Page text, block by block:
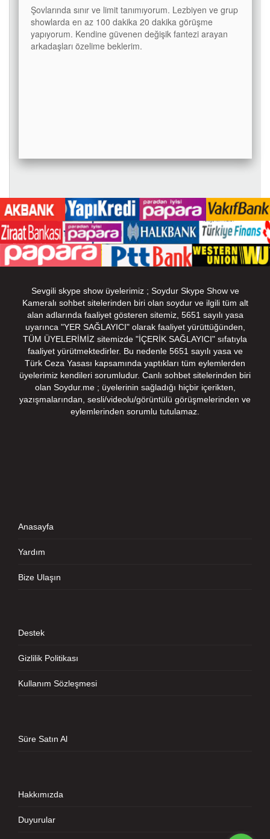
Şovlarında sınır ve limit tanımıyorum. Lezbiyen ve grup
showlarda en az 100 dakika 20 dakika görüşme
yapıyorum. Kendine güvenen değişik fantezi arayan
arkadaşları özelime beklerim.
Sevgili skype show üyelerimiz ; Soydur Skype Show ve
Kameralı sohbet sitelerinden biri olan soydur ve ilgili tüm alt
alan adlarında faaliyet gösteren sitemiz, 5651 sayılı yasa
uyarınca "YER SAĞLAYICI" olarak faaliyet yürüttüğünden,
TÜM ÜYELERİMİZ sitemizde "İÇERİK SAĞLAYICI" sıfatıyla
faaliyet yürütmektedirler. Bu nedenle 5651 sayılı yasa ve
Türk Ceza Yasası kapsamında yaptıkları tüm eylemlerden
üyelerimiz kendileri sorumludur. Canlı sohbet sitelerinden biri
olan Soydur.me ; üyelerinin sağladığı hiçbir içerikten,
yazışmalarından, sesli/videolu/görüntülü görüşmelerinden ve
eylemlerinden sorumlu tutulamaz.
Anasayfa
Yardım
Bize Ulaşın
Destek
Gizlilik Politikası
Kullanım Sözleşmesi
Süre Satın Al
Hakkımızda
Duyurular